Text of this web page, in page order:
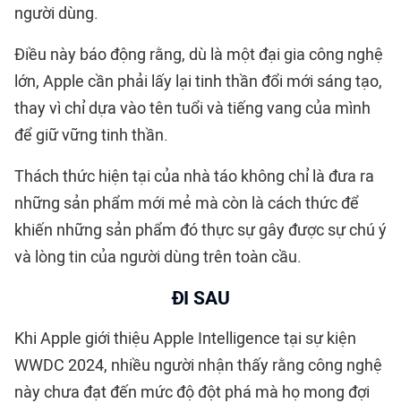
người dùng.
Điều này báo động rằng, dù là một đại gia công nghệ
lớn, Apple cần phải lấy lại tinh thần đổi mới sáng tạo,
thay vì chỉ dựa vào tên tuổi và tiếng vang của mình
để giữ vững tinh thần.
Thách thức hiện tại của nhà táo không chỉ là đưa ra
những sản phẩm mới mẻ mà còn là cách thức để
khiến những sản phẩm đó thực sự gây được sự chú ý
và lòng tin của người dùng trên toàn cầu.
ĐI SAU
Khi Apple giới thiệu Apple Intelligence tại sự kiện
WWDC 2024, nhiều người nhận thấy rằng công nghệ
này chưa đạt đến mức độ đột phá mà họ mong đợi